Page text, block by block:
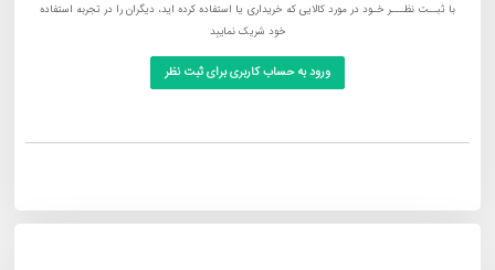
با ثبــت نظـــر خـود در مورد کالایی که خریداری یا استفاده کرده اید، دیگران را در تجربه استفاده
خود شریک نمایید
ورود به حساب کاربری برای ثبت نظر